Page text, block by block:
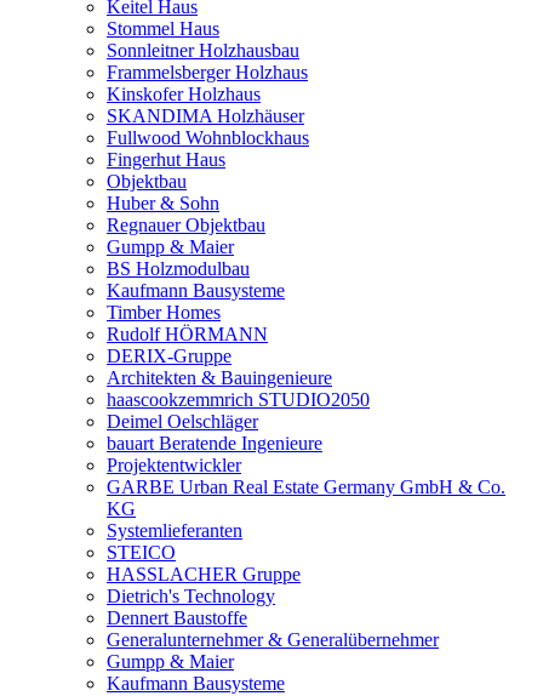
Keitel Haus
Stommel Haus
Sonnleitner Holzhausbau
Frammelsberger Holzhaus
Kinskofer Holzhaus
SKANDIMA Holzhäuser
Fullwood Wohnblockhaus
Fingerhut Haus
Objektbau
Huber & Sohn
Regnauer Objektbau
Gumpp & Maier
BS Holzmodulbau
Kaufmann Bausysteme
Timber Homes
Rudolf HÖRMANN
DERIX-Gruppe
Architekten & Bauingenieure
haascookzemmrich STUDIO2050
Deimel Oelschläger
bauart Beratende Ingenieure
Projektentwickler
GARBE Urban Real Estate Germany GmbH & Co.
KG
Systemlieferanten
STEICO
HASSLACHER Gruppe
Dietrich's Technology
Dennert Baustoffe
Generalunternehmer & Generalübernehmer
Gumpp & Maier
Kaufmann Bausysteme